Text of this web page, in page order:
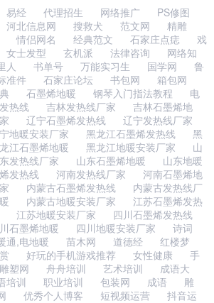
锁管理、
进销存管
理等服
务。
关、路由
器、交换
机等网络
设备，专
为大中小
企业、网
吧客户提
供专业的
无线覆盖
解决方...
易经 代理招生 网络推广
PS修图
河北信息网 搜救犬 范文网
精雕
情侣网名 经典范文 石家庄点痣
戏
女士发型 玄机派 法律咨询
网络知
人 书单号 万能实习生 国学网
鲁
准件 石家庄论坛 书包网
箱包网
石墨烯地暖 钢琴入门指法教程
电
热线 吉林发热线厂家
吉林石墨烯地
辽宁石墨烯发热线
辽宁发热线厂家
地暖安装厂家 黑龙江石墨烯发热线
黑
江石墨烯地暖 黑龙江地暖安装厂家
山
发热线厂家 山东石墨烯地暖
山东地暖
发热线 河南发热线厂家
河南石墨烯地
内蒙古石墨烯发热线
内蒙古发热线厂
内蒙古地暖安装厂家
江苏石墨烯发热
江苏地暖安装厂家
四川石墨烯发热线
石墨烯地暖 四川地暖安装厂家
诗词
通,电地暖 苗木网 道德经
红楼梦
好玩的手机游戏推荐 女性健康
手
雕塑网 舟舟培训 艺术培训
成语大
培训 职业培训 包装网 成语
雕
优秀个人博客 短视频运营
抖音运